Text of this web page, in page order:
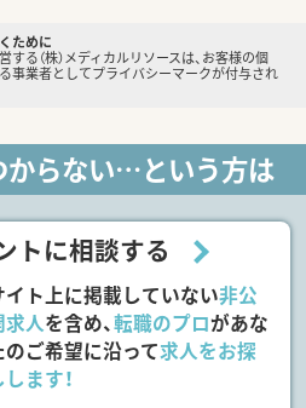
ために
る（株）メディカルリソースは、お客様の個
事業者としてプライバシーマークが付与され
からない…という方は
トに相談する
イト上に掲載していない非公
求人を含め、転職のプロがあな
のご希望に沿って求人をお探
します！